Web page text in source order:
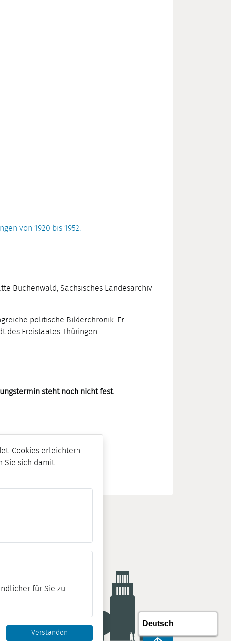
Cookies erleichtern
Sie sich damit
für Sie zu
Verstanden
von 1920 bis 1952.
Buchenwald, Sächsisches Landesarchiv
politische Bilderchronik. Er
des Freistaates Thüringen.
steht noch nicht fest.